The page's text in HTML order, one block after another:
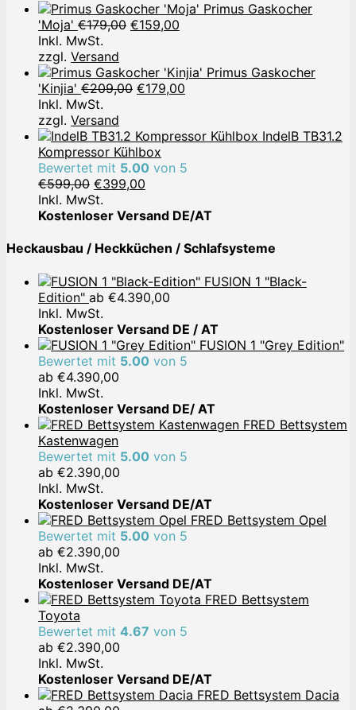
Primus Gaskocher
'Moja' €179,00 Ursprünglicher
€179,00
€159,00
€159,00.
Inkl. MwSt.
zzgl. Versand
Primus Gaskocher
'Kinjia' €209,00 Ursprünglicher
€209,00
€179,00
€179,00.
Inkl. MwSt.
zzgl. Versand
IndelB TB31.2
Kompressor Kühlbox
Bewertet mit 5.00 von 5
€599,00 Ursprünglicher
Preis
war:
€399,00
ist:
Inkl. MwSt.
Kostenloser Versand DE/AT
Heckausbau / Heckküchen / Schlafsysteme
FUSION 1 "Black-
Edition" ab €4.390,00
Inkl. MwSt.
Kostenloser Versand DE / AT
FUSION 1 "Grey Edition"
Bewertet mit 5.00 von 5
ab €4.390,00
Inkl. MwSt.
Kostenloser Versand DE/ AT
FRED Bettsystem
Kastenwagen
Bewertet mit 5.00 von 5
ab €2.390,00
Inkl. MwSt.
Kostenloser Versand DE/AT
FRED Bettsystem Opel
Bewertet mit 5.00 von 5
ab €2.390,00
Inkl. MwSt.
Kostenloser Versand DE/AT
FRED Bettsystem
Toyota
Bewertet mit 4.67 von 5
ab €2.390,00
Inkl. MwSt.
Kostenloser Versand DE/AT
FRED Bettsystem Dacia